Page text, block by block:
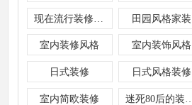
田园风格家装
室内装修风格 室内装饰风格
日式装修 日式风格装修
室内简欧装修